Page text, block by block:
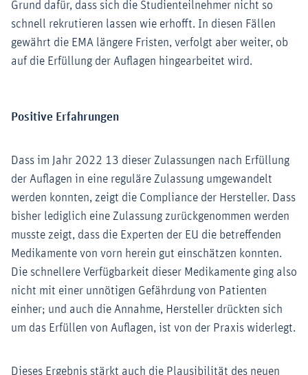
Grund dafür, dass sich die Studienteilnehmer nicht so
schnell rekrutieren lassen wie erhofft. In diesen Fällen
gewährt die EMA längere Fristen, verfolgt aber weiter, ob
auf die Erfüllung der Auflagen hingearbeitet wird.
Positive Erfahrungen
Dass im Jahr 2022 13 dieser Zulassungen nach Erfüllung
der Auflagen in eine reguläre Zulassung umgewandelt
werden konnten, zeigt die Compliance der Hersteller. Dass
bisher lediglich eine Zulassung zurückgenommen werden
musste zeigt, dass die Experten der EU die betreffenden
Medikamente von vorn herein gut einschätzen konnten.
Die schnellere Verfügbarkeit dieser Medikamente ging also
nicht mit einer unnötigen Gefährdung von Patienten
einher; und auch die Annahme, Hersteller drückten sich
um das Erfüllen von Auflagen, ist von der Praxis widerlegt.
Dieses Ergebnis stärkt auch die Plausibilität des neuen